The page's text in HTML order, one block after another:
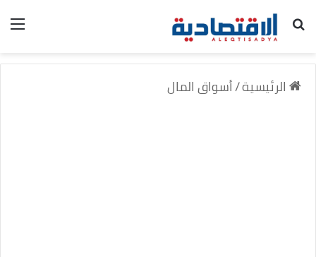
بحث عن
الرئيسية/أسواق المال